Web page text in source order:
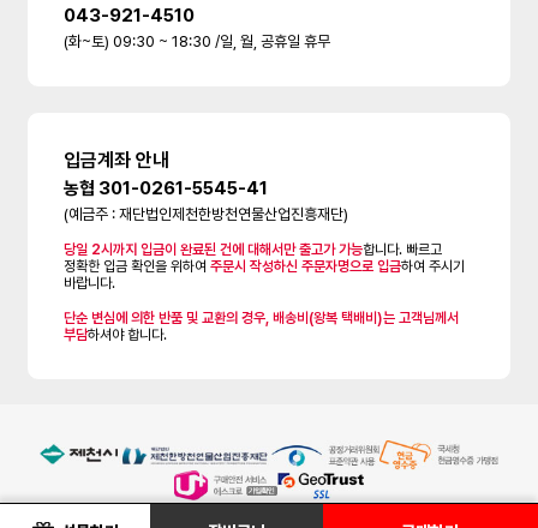
043-921-4510
(화~토) 09:30 ~ 18:30 /일, 월, 공휴일 휴무
입금계좌 안내
농협 301-0261-5545-41
(예금주 : 재단법인제천한방천연물산업진흥재단)
당일 2시까지 입금이 완료된 건에 대해서만 출고가 가능합니다. 빠르고
정확한 입금 확인을 위하여주문시 작성하신 주문자명으로 입금하여 주시기
바랍니다.
단순 변심에 의한 반품 및 교환의 경우, 배송비(왕복 택배비)는 고객님께서
부담하셔야 합니다.